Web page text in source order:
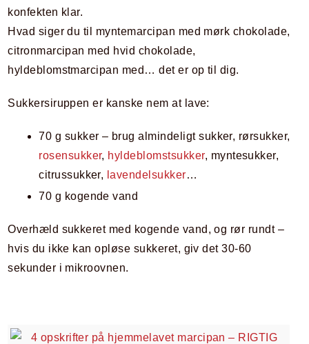
konfekten klar.
Hvad siger du til myntemarcipan med mørk chokolade,
citronmarcipan med hvid chokolade,
hyldeblomstmarcipan med… det er op til dig.
Sukkersiruppen er kanske nem at lave:
70 g sukker – brug almindeligt sukker, rørsukker,
rosensukker, hyldeblomstsukker, myntesukker,
citrussukker, lavendelsukker…
70 g kogende vand
Overhæld sukkeret med kogende vand, og rør rundt –
hvis du ikke kan opløse sukkeret, giv det 30-60
sekunder i mikroovnen.